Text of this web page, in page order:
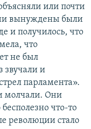
или почти
вынуждены были
и получилось, что
что
не был
звучали и
парламента».
молчали. Они
что-то
революции стало